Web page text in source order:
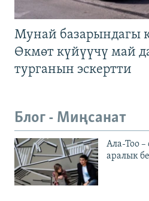
Мунай базарындагы
Өкмөт күйүүчү май
турганын эскертти
Блог - Миңсанат
Ала-Тоо
аралык